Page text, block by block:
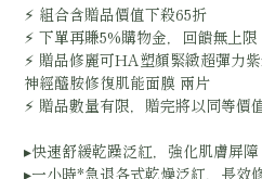
⚡︎ 組合含贈品價值下殺65折
⚡︎ 下單再賺5%購物金，回饋無上限
⚡︎ 贈品修麗可HA塑顏緊緻超彈力
神經醯胺修復肌能面膜 兩片
⚡︎ 贈品數量有限，贈完將以同等價
▸快速舒緩乾躁泛紅，強化肌膚屏障
▸一小時*急退各式乾燥泛紅，長效